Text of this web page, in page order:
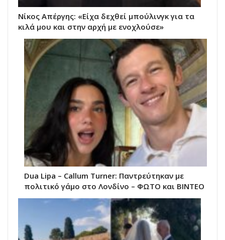
Νίκος Απέργης: «Είχα δεχθεί μπούλινγκ για τα
κιλά μου και στην αρχή με ενοχλούσε»
Dua Lipa – Callum Turner: Παντρεύτηκαν με
πολιτικό γάμο στο Λονδίνο – ΦΩΤΟ και ΒΙΝΤΕΟ